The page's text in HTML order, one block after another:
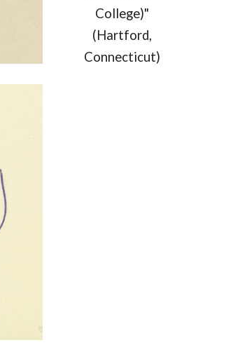
College)"
(Hartford,
Connecticut)